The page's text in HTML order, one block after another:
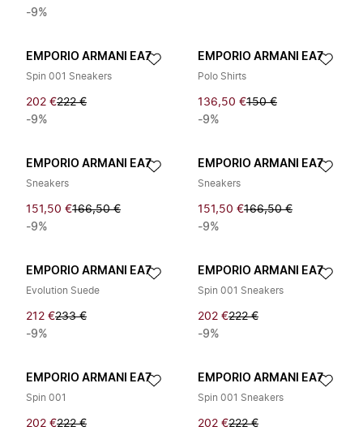
-9%
EMPORIO ARMANI EA7
Spin 001 Sneakers
202 €222 €
-9%
EMPORIO ARMANI EA7
Polo Shirts
136,50 €150 €
-9%
EMPORIO ARMANI EA7
Sneakers
151,50 €166,50 €
-9%
EMPORIO ARMANI EA7
Sneakers
151,50 €166,50 €
-9%
EMPORIO ARMANI EA7
Evolution Suede
212 €233 €
-9%
EMPORIO ARMANI EA7
Spin 001 Sneakers
202 €222 €
-9%
EMPORIO ARMANI EA7
Spin 001
202 €222 €
EMPORIO ARMANI EA7
Spin 001 Sneakers
202 €222 €